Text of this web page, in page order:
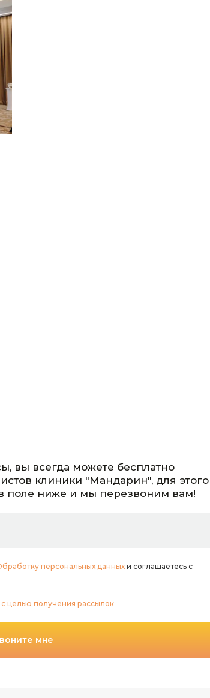
вы всегда можете бесплатно
клиники "Мандарин", для этого
поле ниже и мы перезвоним вам!
персональных данных и соглашаетесь с
целью получения рассылок
мне